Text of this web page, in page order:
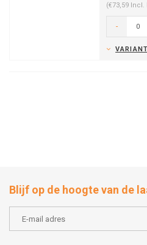
(€73,59 Incl.
-
Blijf op de hoogte van de